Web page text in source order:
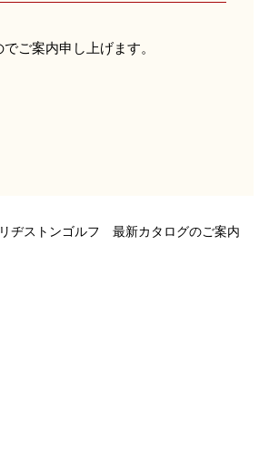
ご案内申し上げます。
ヂストンゴルフ 最新カタログのご案内